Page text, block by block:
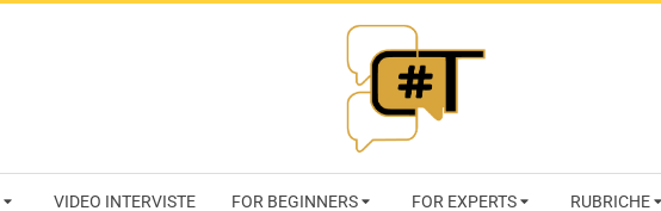
VIDEO INTERVISTE FOR BEGINNERS FOR EXPERTS RUBRICHE